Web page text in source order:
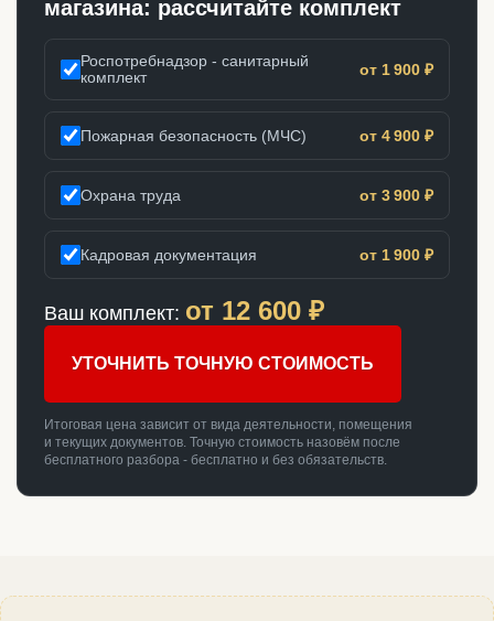
магазина: рассчитайте комплект
Роспотребнадзор - санитарный
комплект
от 1 900 ₽
Пожарная безопасность (МЧС) от 4 900 ₽
Охрана труда от 3 900 ₽
Кадровая документация от 1 900 ₽
Ваш комплект: от 12 600 ₽
УТОЧНИТЬ ТОЧНУЮ СТОИМОСТЬ
Итоговая цена зависит от вида деятельности, помещения
и текущих документов. Точную стоимость назовём после
бесплатного разбора - бесплатно и без обязательств.